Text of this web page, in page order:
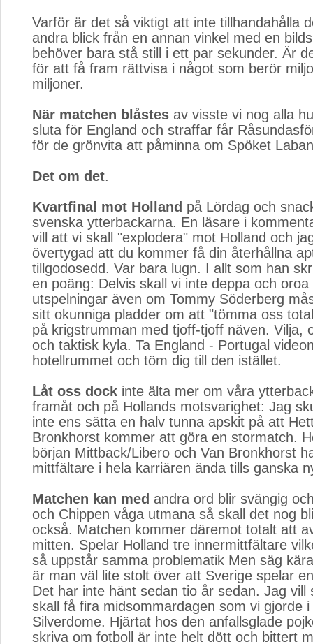
Varför är det så viktigt att inte tillhandahålla
andra blick från en annan vinkel med en
behöver bara stå still i ett par sekunder. Är
för att få fram rättvisa i något som berör
miljoner.
När matchen blåstes av visste vi nog alla
sluta för England och straffar får
för de grönvita att påminna om Spöket
Det om det.
Kvartfinal mot Holland på Lördag och
svenska ytterbackarna. En läsare i
vill att vi skall "explodera" mot Holland och
övertygad att du kommer få din återhållna
tillgodosedd. Var bara lugn. I allt som han
en poäng: Delvis skall vi inte deppa och
utspelningar även om Tommy Söderberg
sitt okunniga pladder om att "tömma oss
på krigstrumman med tjoff-tjoff näven. Vilja,
och taktisk kyla. Ta England - Portugal
hotellrummet och töm dig till den istället.
Låt oss dock inte älta mer om våra
framåt och på Hollands motsvarighet: Jag
inte ens sätta en halv tunna apskit på att
Bronkhorst kommer att göra en stormatch.
början Mittback/Libero och Van Bronkhorst
mittfältare i hela karriären ända tills ganska
Matchen kan med andra ord blir svängig
och Chippen våga utmana så skall det nog
också. Matchen kommer däremot totalt att
mitten. Spelar Holland tre innermittfältare
så uppstår samma problematik Men säg
är man väl lite stolt över att Sverige spelar
Det har inte hänt sedan tio år sedan. Jag vill
skall få fira midsommardagen som vi gjorde i
Silverdome. Hjärtat hos den anfallsglade
skriva om fotboll är inte helt dött och bittert